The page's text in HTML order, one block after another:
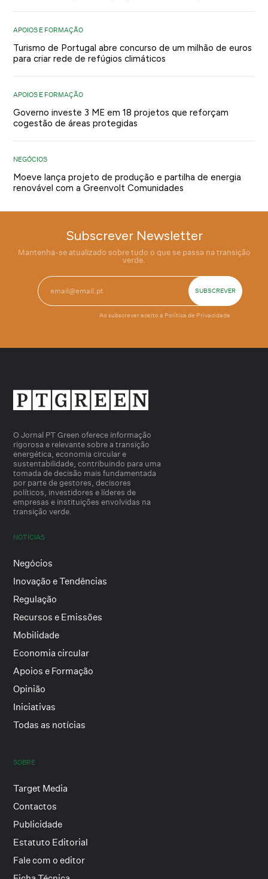
APOIOS E FORMAÇÃO
Turismo de Portugal abre concurso de um milhão de euros
para criar rede de refúgios climáticos
APOIOS E FORMAÇÃO
Governo investe 3 ME em 18 projetos que reforçam
cogestão de áreas protegidas
NEGÓCIOS
Moeve lança projeto de produção e partilha de energia
renovável com a Greenvolt Comunidades
Subscrever Newsletter
Mantenha-se atualizado sobre tudo o que se passa na transição
verde.
Ao subscrever aceito a Política de Privacidade
O Jornal PT Green oferece informação
rigorosa e relevante sobre a transição
energética, economia circular e
sustentabilidade, contribuindo para uma
tomada de decisão mais fundamentada
por parte de gestores, decisores
políticos, investidores e líderes de
empresas e instituições envolvidas na
transição verde.
NOTÍCIAS
Negócios
Inovação e Tendências
Regulação
Recursos e Emissões
Mobilidade
Economia circular
Apoios e Formação
Opinião
Iniciativas
Todas as notícias
SOBRE
Target Media
Contactos
Publicidade
Estatuto Editorial
Fale com o editor